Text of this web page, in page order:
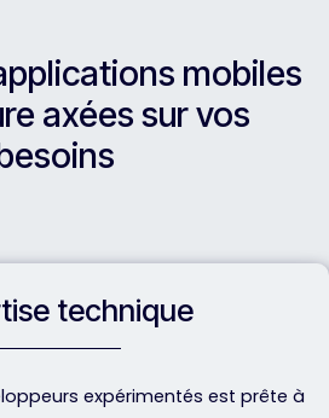
mobiles
axées sur vos
technique
expérimentés est prête à